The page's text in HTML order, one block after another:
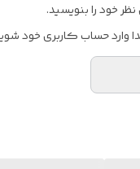
خود را بنویسید.
وارد حساب کاربری خود